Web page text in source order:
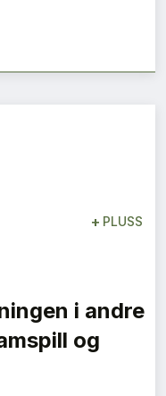
+ PLUSS
i andre
og